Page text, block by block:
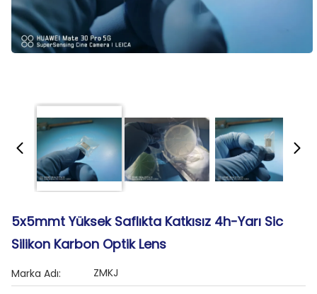
5x5mmt Yüksek Saflıkta Katkısız 4h-Yarı Sic
Silikon Karbon Optik Lens
Marka Adı:
ZMKJ